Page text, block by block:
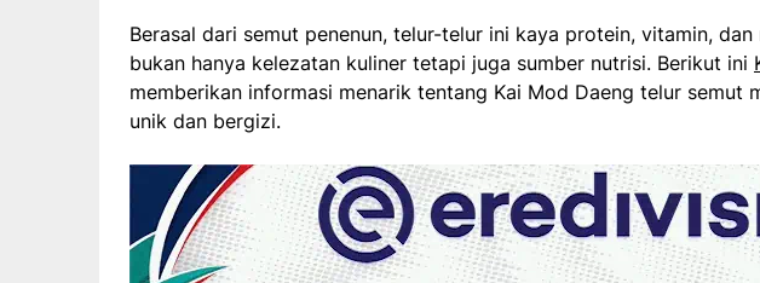
Berasal dari semut penenun, telur-telur ini kaya protein, vitamin, dan
bukan hanya kelezatan kuliner tetapi juga sumber nutrisi. Berikut ini
memberikan informasi menarik tentang Kai Mod Daeng telur semut
unik dan bergizi.